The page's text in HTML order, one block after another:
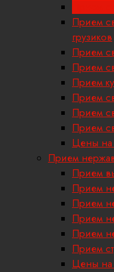
Прием
грузиков
Прием
Прием
Прием
Прием
Прием
Прием
Цены на
Прием
Прием
Прием
Прием
Прием
Прием
Прием
Цены на